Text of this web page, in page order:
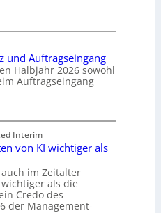
und Auftragseingang
Halbjahr 2026 sowohl
Auftragseingang
Interim
von KI wichtiger als
im Zeitalter
als die
Credo des
der Management-